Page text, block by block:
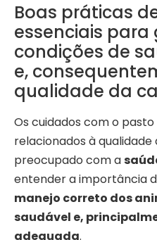
Boas práticas
essenciais
condições de
e,
qualidade da
Os cuidados com o
relacionados à
preocupado com a
entender a importância
manejo correto dos
saudável e,
adequada.